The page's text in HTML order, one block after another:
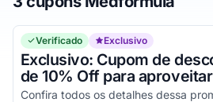
incluindo medicamentos para
suplementos vitamínicos, cosméticos
pele. Utilizando matérias-primas de
rigorosos processos de controle de
Medfórmula garante segurança,
Verificado Exclusivo
Exclusivo: Cupom de
de 10% Off para